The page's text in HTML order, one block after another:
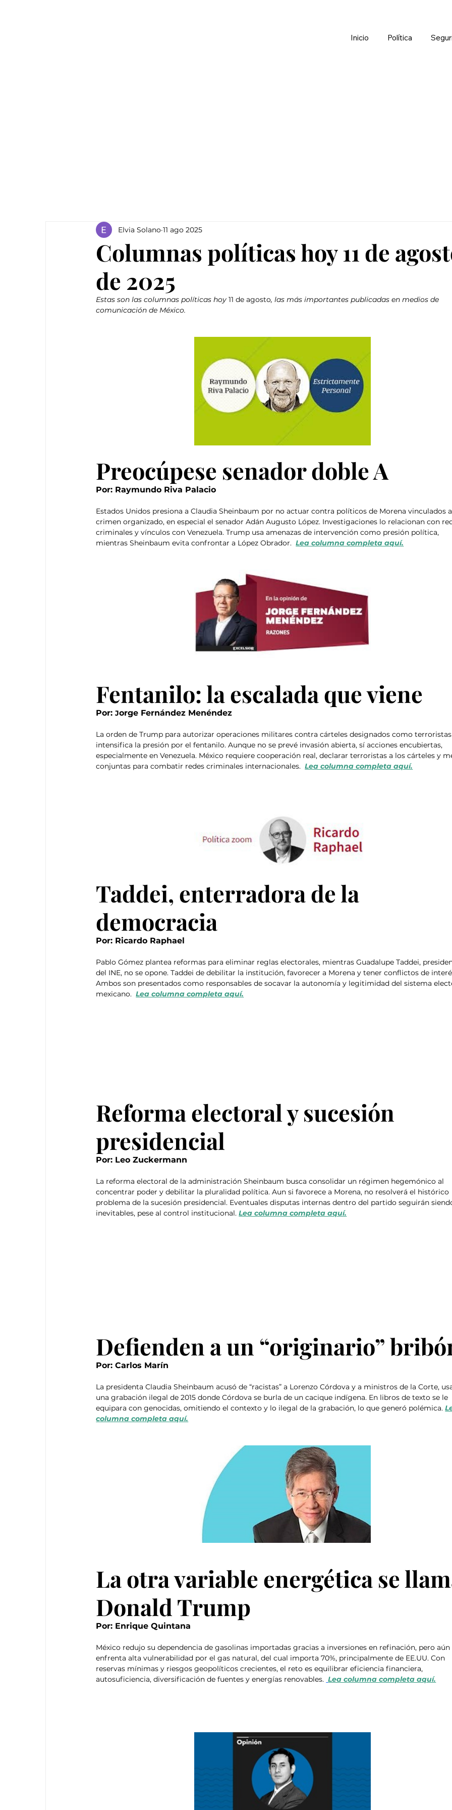
Inicio Política
Columnas políticas hoy 11 de
de 2025
Elvia Solano 11 ago 2025
Estas son las columnas políticas hoy 11 de agosto, las más importantes publicadas en medios de
comunicación de México.
Preocúpese senador doble A
Por: Raymundo Riva Palacio
Estados Unidos presiona a Claudia Sheinbaum por no actuar contra políticos de Morena vinculados
crimen organizado, en especial el senador Adán Augusto López. Investigaciones lo relacionan con
criminales y vínculos con Venezuela. Trump usa amenazas de intervención como presión política,
mientras Sheinbaum evita confrontar a López Obrador. Lea columna completa aquí.
Fentanilo: la escalada que viene
Por: Jorge Fernández Menéndez
La orden de Trump para autorizar operaciones militares contra cárteles designados como
intensifica la presión por el fentanilo. Aunque no se prevé invasión abierta, sí acciones encubiertas,
especialmente en Venezuela. México requiere cooperación real, declarar terroristas a los cárteles y
conjuntas para combatir redes criminales internacionales. Lea columna completa aquí.
Taddei, enterradora de la
democracia
Por: Ricardo Raphael
Pablo Gómez plantea reformas para eliminar reglas electorales, mientras Guadalupe Taddei,
del INE, no se opone. Taddei de debilitar la institución, favorecer a Morena y tener conflictos de
Ambos son presentados como responsables de socavar la autonomía y legitimidad del sistema
mexicano. Lea columna completa aquí.
Reforma electoral y sucesión
presidencial
Por: Leo Zuckermann
La reforma electoral de la administración Sheinbaum busca consolidar un régimen hegemónico al
concentrar poder y debilitar la pluralidad política. Aun si favorece a Morena, no resolverá el histórico
problema de la sucesión presidencial. Eventuales disputas internas dentro del partido seguirán
inevitables, pese al control institucional. Lea columna completa aquí.
Defienden a un “originario”
Por: Carlos Marín
La presidenta Claudia Sheinbaum acusó de “racistas” a Lorenzo Córdova y a ministros de la Corte,
una grabación ilegal de 2015 donde Córdova se burla de un cacique indígena. En libros de texto se le
equipara con genocidas, omitiendo el contexto y lo ilegal de la grabación, lo que generó polémica.
columna completa aquí.
La otra variable energética se
Donald Trump
Por: Enrique Quintana
México redujo su dependencia de gasolinas importadas gracias a inversiones en refinación, pero aún
enfrenta alta vulnerabilidad por el gas natural, del cual importa 70%, principalmente de EE.UU. Con
reservas mínimas y riesgos geopolíticos crecientes, el reto es equilibrar eficiencia financiera,
autosuficiencia, diversificación de fuentes y energías renovables. Lea columna completa aquí.